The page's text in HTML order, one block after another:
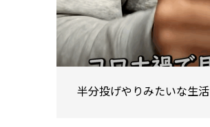
半分投げやりみたいな生活